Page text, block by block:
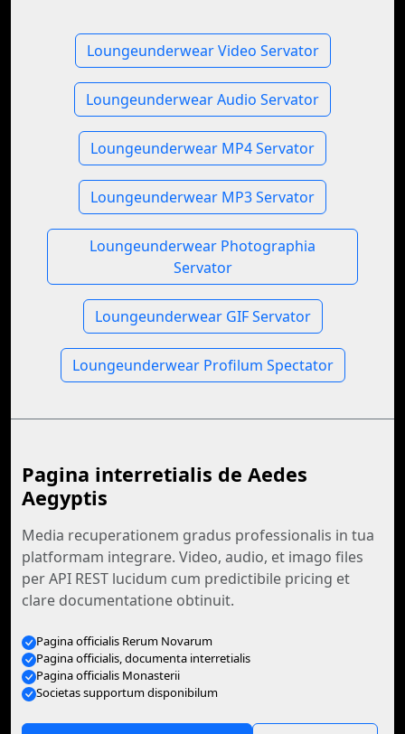
Loungeunderwear Video Servator
Loungeunderwear Audio Servator
Loungeunderwear MP4 Servator
Loungeunderwear MP3 Servator
Loungeunderwear Photographia
Servator
Loungeunderwear GIF Servator
Loungeunderwear Profilum Spectator
Pagina interretialis de Aedes
Aegyptis
Media recuperationem gradus professionalis in tua
platformam integrare. Video, audio, et imago files
per API REST lucidum cum predictibile pricing et
clare documentatione obtinuit.
Pagina officialis Rerum Novarum
Pagina officialis, documenta interretialis
Pagina officialis Monasterii
Societas supportum disponibilum